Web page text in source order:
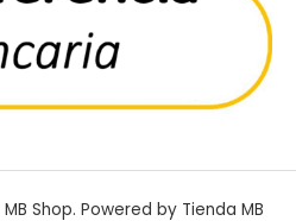
Shop. Powered by Tienda MB